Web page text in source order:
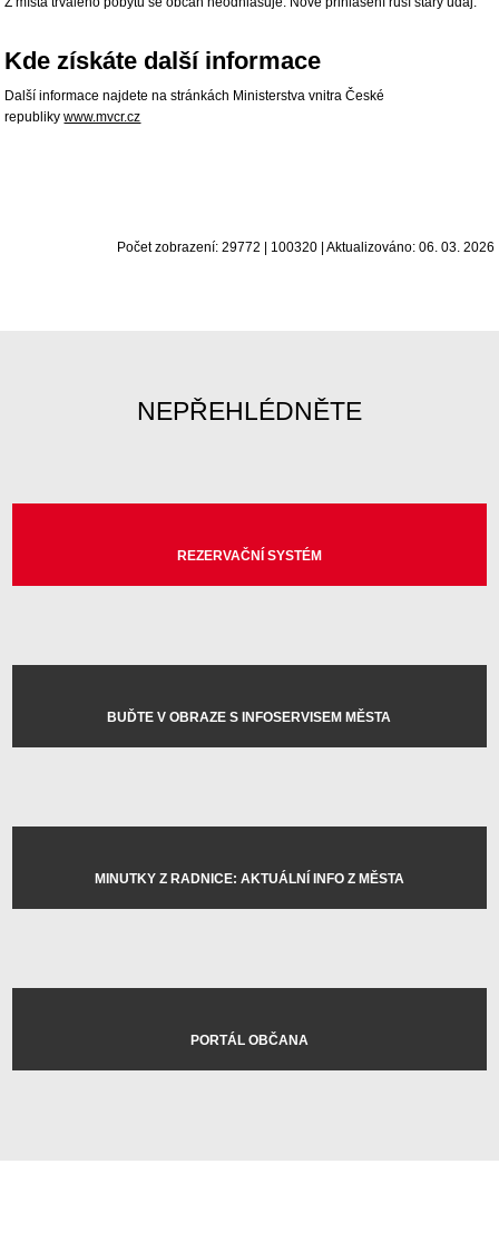
Kde získáte další informace
Další informace najdete na stránkách Ministerstva vnitra České
republikywww.mvcr.cz
Počet zobrazení: 29772 | 100320 | Aktualizováno: 06. 03. 2026
NEPŘEHLÉDNĚTE
REZERVAČNÍ SYSTÉM
BUĎTE V OBRAZE S INFOSERVISEM MĚSTA
MINUTKY Z RADNICE: AKTUÁLNÍ INFO Z MĚSTA
PORTÁL OBČANA